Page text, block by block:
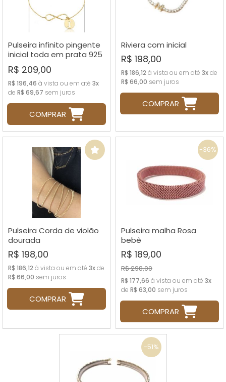
Pulseira infinito pingente
inicial toda em prata 925
folheada a ouro
R$ 209,00
R$ 196,46 à vista ou em até 3x
de R$ 69,67 sem juros
COMPRAR
Riviera com inicial
R$ 198,00
R$ 186,12 à vista ou em até 3xde
R$ 66,00 sem juros
COMPRAR
Pulseira Corda de violão
dourada
R$ 198,00
R$ 186,12 à vista ou em até 3xde
R$ 66,00 sem juros
COMPRAR
-36%
Pulseira malha Rosa
bebê
R$ 189,00
R$ 298,00
R$ 177,66 à vista ou em até 3x
de R$ 63,00 sem juros
COMPRAR
-51%